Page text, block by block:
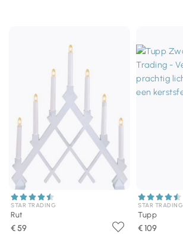
STAR TRADING
Rut
€ 59
STAR TRADING
Tupp
€ 109